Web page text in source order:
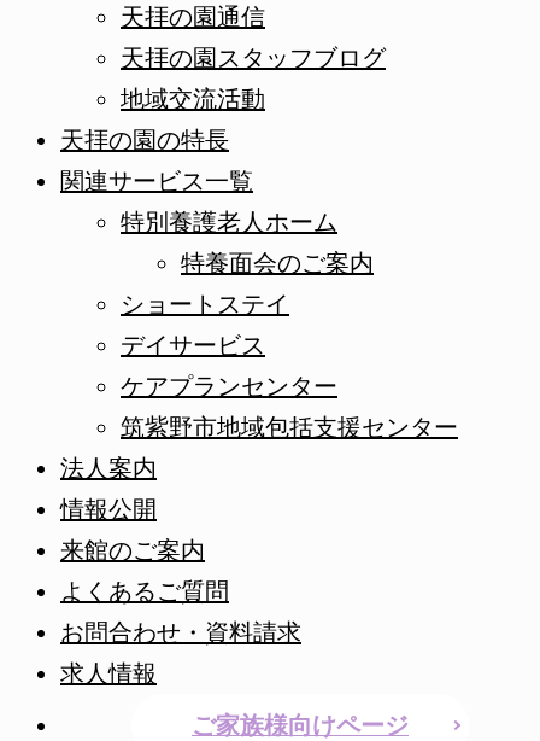
天拝の園通信
天拝の園スタッフブログ
地域交流活動
天拝の園の特長
関連サービス一覧
特別養護老人ホーム
特養面会のご案内
ショートステイ
デイサービス
ケアプランセンター
筑紫野市地域包括支援センター
法人案内
情報公開
来館のご案内
よくあるご質問
お問合わせ・資料請求
求人情報
ご家族様向けページ